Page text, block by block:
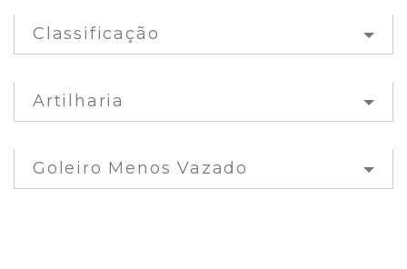
Classificação
Artilharia
Goleiro Menos Vazado